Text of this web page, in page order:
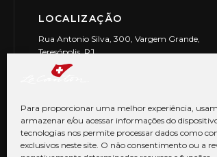
Para proporcionar uma melhor experiência,
armazenar e/ou acessar informações do
tecnologias nos permite processar dados como
exclusivos neste site. O não consentimento ou a
LOCALIZAÇÃO
Rua Antonio Silva, 300, Vargem Grande,
Teresópolis, RJ
CEP: 25990-150